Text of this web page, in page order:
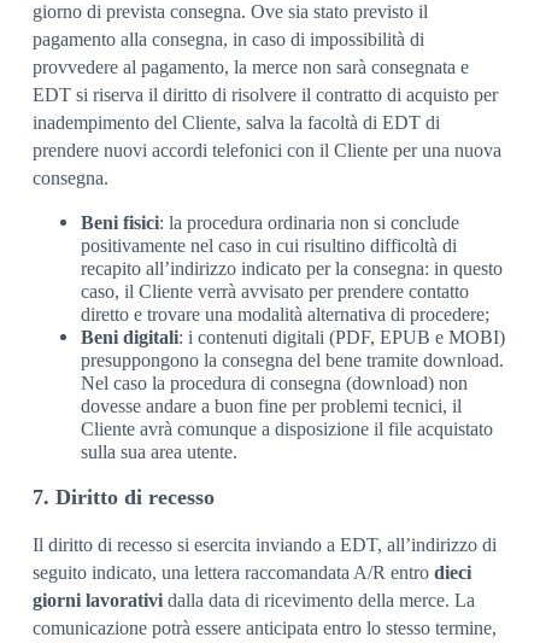
giorno di prevista consegna. Ove sia stato previsto il
pagamento alla consegna, in caso di impossibilità di
provvedere al pagamento, la merce non sarà consegnata e
EDT si riserva il diritto di risolvere il contratto di acquisto per
inadempimento del Cliente, salva la facoltà di EDT di
prendere nuovi accordi telefonici con il Cliente per una nuova
consegna.
Beni fisici: la procedura ordinaria non si conclude
positivamente nel caso in cui risultino difficoltà di
recapito all’indirizzo indicato per la consegna: in questo
caso, il Cliente verrà avvisato per prendere contatto
diretto e trovare una modalità alternativa di procedere;
Beni digitali: i contenuti digitali (PDF, EPUB e MOBI)
presuppongono la consegna del bene tramite download.
Nel caso la procedura di consegna (download) non
dovesse andare a buon fine per problemi tecnici, il
Cliente avrà comunque a disposizione il file acquistato
sulla sua area utente.
7. Diritto di recesso
Il diritto di recesso si esercita inviando a EDT, all’indirizzo di
seguito indicato, una lettera raccomandata A/R entro dieci
giorni lavorativi dalla data di ricevimento della merce. La
comunicazione potrà essere anticipata entro lo stesso termine,